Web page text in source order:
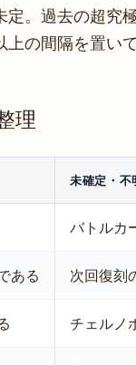
定。過去の超究
の間隔を置い
理
未確定・不
バトルカ
ある 次回復刻
チェルノ